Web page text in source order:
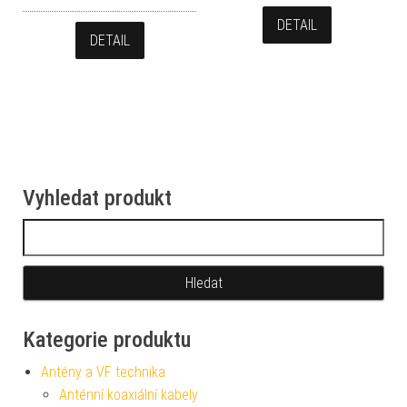
DETAIL
DETAIL
Vyhledat produkt
Kategorie produktu
Antény a VF technika
Anténní koaxiální kabely